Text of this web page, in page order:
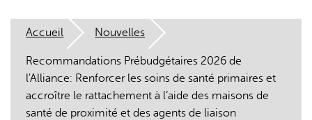
vérifier toute réponse.
Accueil Nouvelles
Recommandations Prébudgétaires 2026 de
l'Alliance: Renforcer les soins de santé primaires et
accroître le rattachement à l’aide des maisons de
santé de proximité et des agents de liaison